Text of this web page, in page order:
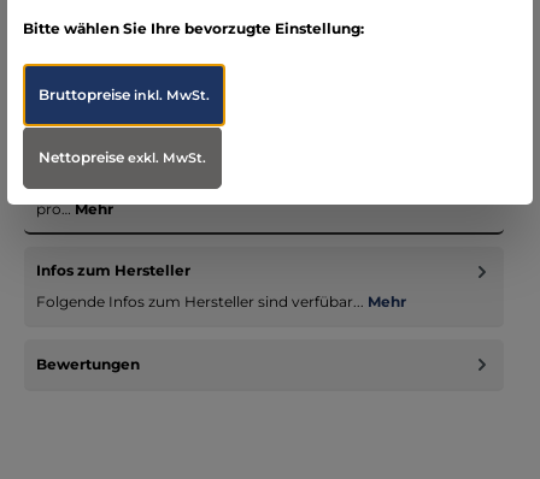
Medizinisches Absauggerät OB 2012, leistungsfähig, einfach zu
bedienen und kompakt Maximaler Absaugfluss 30 lpm (Liter
pro…Mehr
Infos zum Hersteller
Folgende Infos zum Hersteller sind verfübar... Mehr
Bewertungen
Bitte wählen Sie Ihre bevorzugte Einstellung:
Bruttopreiseinkl. MwSt.
Nettopreiseexkl. MwSt.